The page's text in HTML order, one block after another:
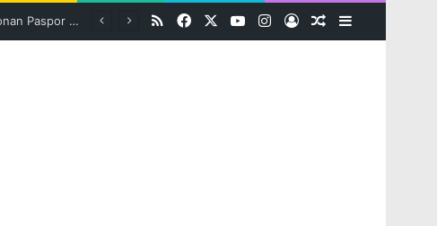
RSS Facebook YouTubeInstagram
Log InRandom Article